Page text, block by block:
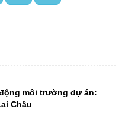
môi trường dự án:
Châu